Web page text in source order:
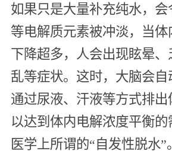
如果只是大量补充纯水，会
等电解质元素被冲淡，当
下降超多，人会出现眩晕
乱等症状。这时，大脑会自
通过尿液、汗液等方式排
以达到体内电解浓度平衡
医学上所谓的“自发性脱水”。